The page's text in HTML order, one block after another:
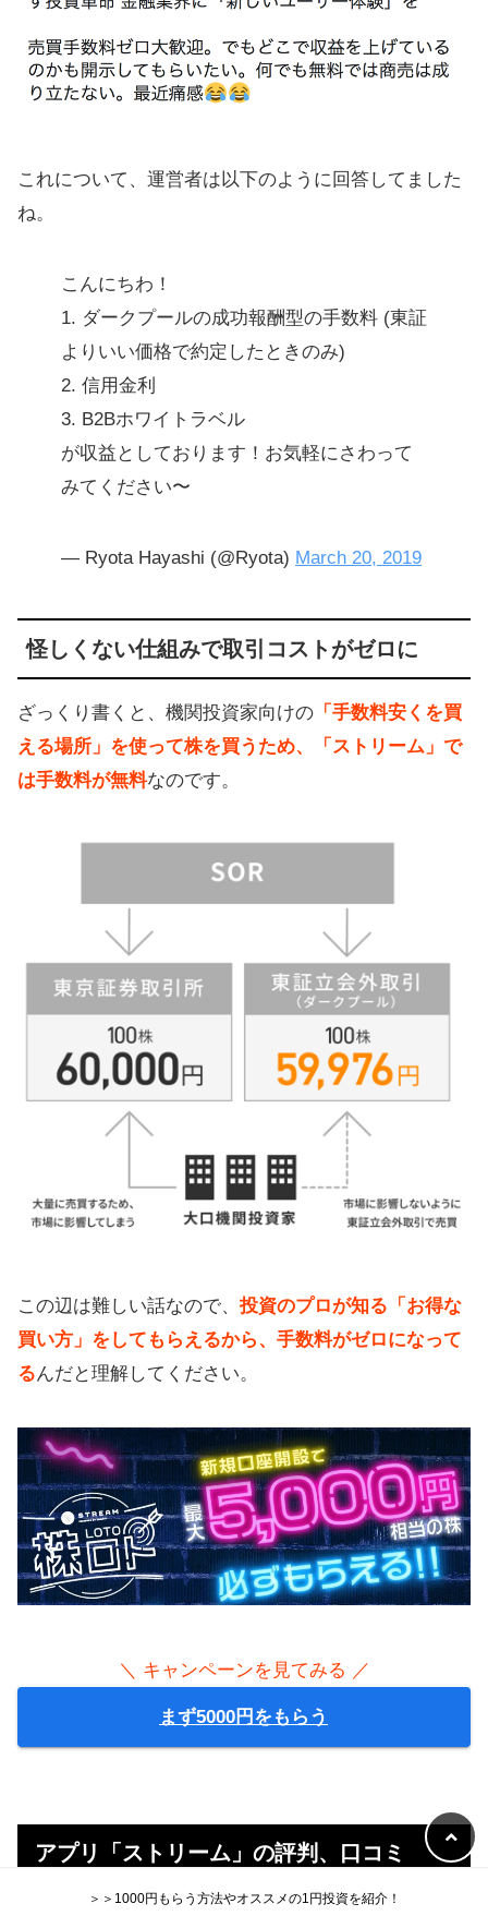
これについて、運営者は以下のように回答してました
ね。
こんにちわ！
1. ダークプールの成功報酬型の手数料 (東証
よりいい価格で約定したときのみ)
2. 信用金利
3. B2Bホワイトラベル
が収益としております！お気軽にさわって
みてください〜
— Ryota Hayashi (@Ryota) March 20, 2019
怪しくない仕組みで取引コストがゼロに
ざっくり書くと、機関投資家向けの 「手数料安くを買
える場所」を使って株を買うため、「ストリーム」で
は手数料が無料なのです。
この辺は難しい話なので、 投資のプロが知る「お得な
買い方」をしてもらえるから、手数料がゼロになって
るんだと理解してください。
＼ キャンペーンを見てみる ／
まず5000円をもらう
アプリ「ストリーム」の評判、口コミ
＞＞1000円もらう方法やオススメの1円投資を紹介！